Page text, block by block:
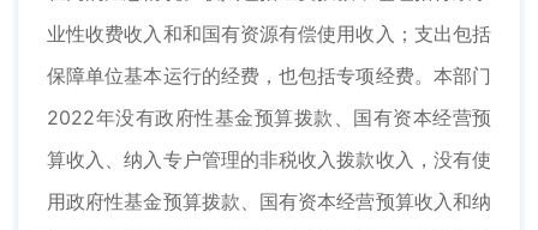
业性收费收入和和国有资源有偿使用收入；支出包括
保障单位基本运行的经费，也包括专项经费。本部门
2022年没有政府性基金预算拨款、国有资本经营预
算收入、纳入专户管理的非税收入拨款收入，没有使
用政府性基金预算拨款、国有资本经营预算收入和纳